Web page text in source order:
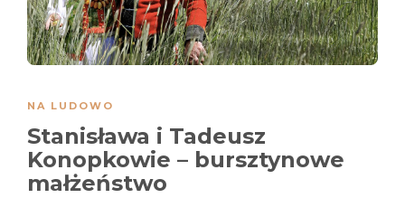
NA LUDOWO
Stanisława i Tadeusz
Konopkowie – bursztynowe
małżeństwo